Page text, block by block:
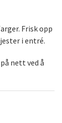
Frisk opp
i entré.
nett ved å